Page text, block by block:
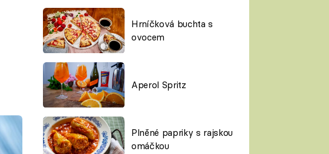
Hrníčková buchta s
ovocem
Aperol Spritz
Plněné papriky s rajskou
omáčkou